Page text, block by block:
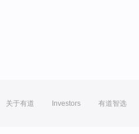
关于有道 Investors 有道智选